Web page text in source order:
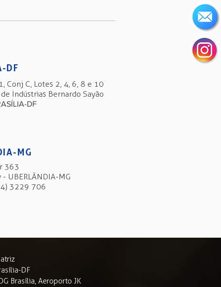
DF
Conj C, Lotes 2, 4, 6, 8 e 10
Indústrias Bernardo Sayão
DF
MG
363
UBERLÂNDIA-MG
3229 706
DF
Brasília, Aeroporto JK